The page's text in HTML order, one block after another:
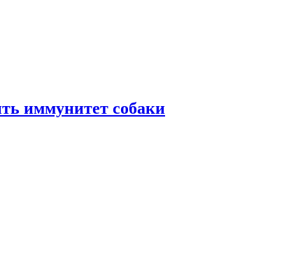
иммунитет собаки